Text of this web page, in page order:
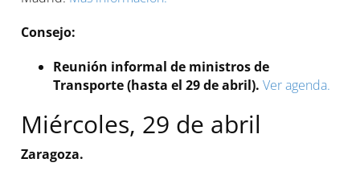
Consejo:
Reunión informal de ministros de
Transporte (hasta el 29 de abril).Ver agenda.
Miércoles, 29 de abril
Zaragoza.